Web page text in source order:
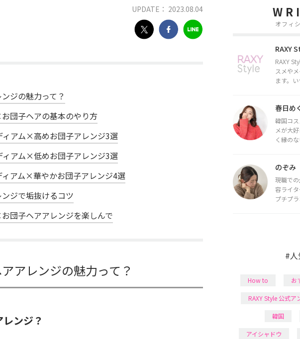
UPDATE： 2023.08.04
ジの魅力って？
団子ヘアの基本のやり方
ィアム×高めお団子アレンジ3選
ィアム×低めお団子アレンジ3選
ィアム×華やかお団子アレンジ4選
ジで垢抜けるコツ
団子ヘアアレンジを楽しんで
アレンジの魅力って？
ンジ？
オフィ
RAXY
RAXY
スメや
ます。
春日め
韓国コ
メが大
く縁の
ライター
都内で
断・顔
メージ
のぞみ
現職で
容ライタ
プチプ
で最新
間に取
#
How to お
RAXY Style 公式ア
韓国
アイシャドウ